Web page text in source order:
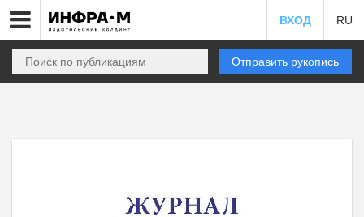
ВХОД RU
Отправить рукопись